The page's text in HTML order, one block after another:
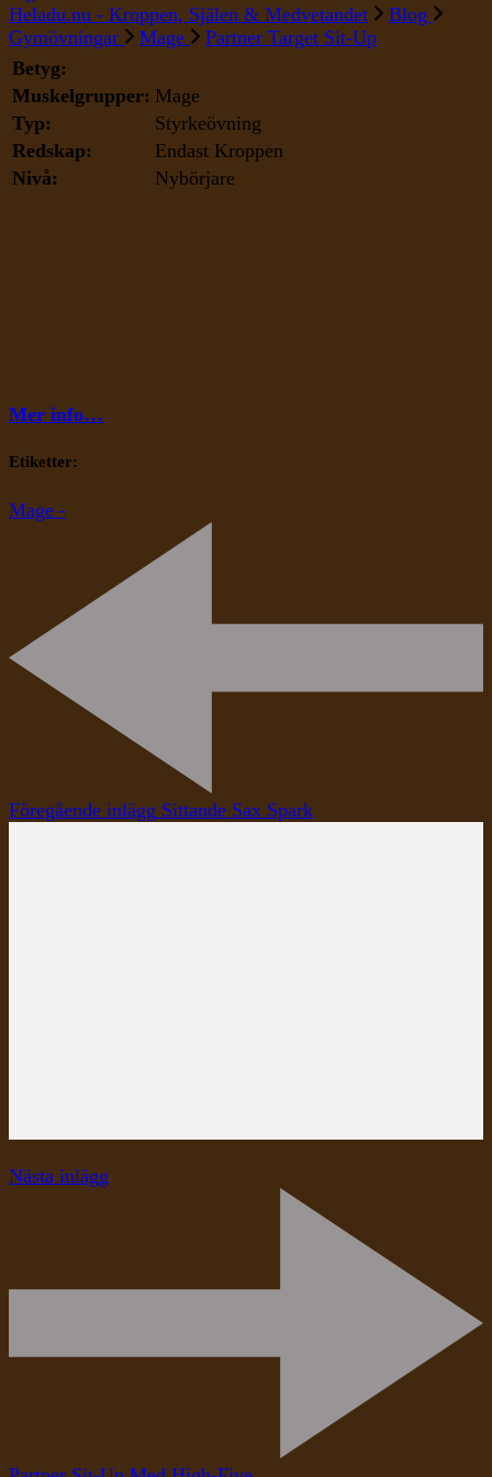
Partner
Target
Heladu.nu - Kroppen, Själen & Medvetandet
Blog
Gymövningar
Mage
Partner Target Sit-Up
Betyg:
Muskelgrupper: Mage
Typ:
Styrkeövning
Redskap:
Endast Kroppen
Nivå:
Nybörjare
Mer info…
Etiketter:
Mage -
Inläggsnavigering
Föregående inlägg Sittande Sax Spark
Nästa inlägg